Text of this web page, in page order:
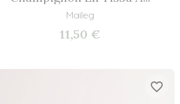
Maileg
11,50 €
favorite_border